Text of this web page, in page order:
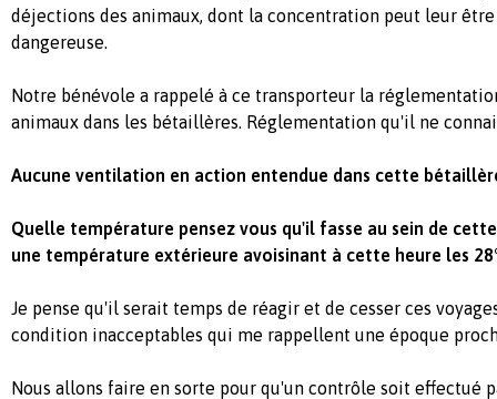
déjections des animaux, dont la concentration peut leur
dangereuse.
Notre bénévole a rappelé à ce transporteur la
animaux dans les bétaillères. Réglementation qu'il ne
Aucune ventilation en action entendue dans cette
Quelle température pensez vous qu'il fasse au sein de
une température extérieure avoisinant à cette heure les
Je pense qu'il serait temps de réagir et de cesser ces
condition inacceptables qui me rappellent une époque
Nous allons faire en sorte pour qu'un contrôle soit effectué